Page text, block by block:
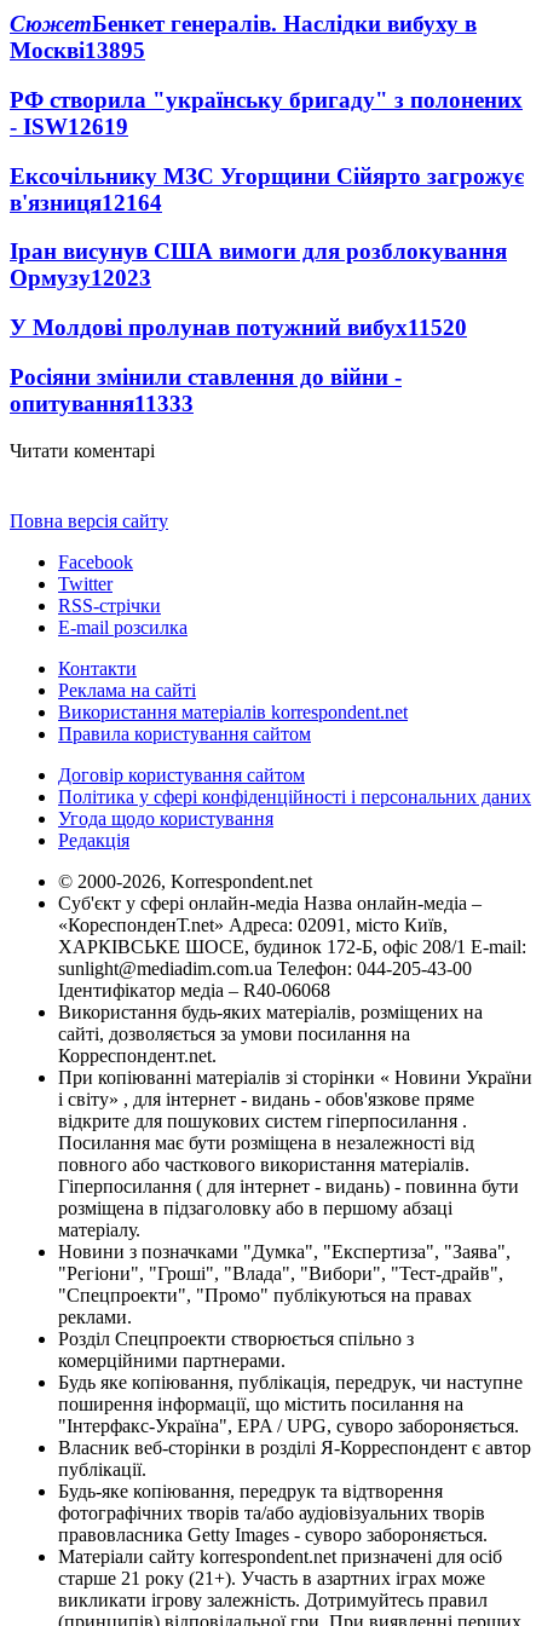
СюжетБенкет генералів. Наслідки вибуху в
Москві13895
РФ створила "українську бригаду" з полонених
- ISW12619
Ексочільнику МЗС Угорщини Сійярто загрожує
в'язниця12164
Іран висунув США вимоги для розблокування
Ормузу12023
У Молдові пролунав потужний вибух11520
Росіяни змінили ставлення до війни -
опитування11333
Читати коментарі
Повна версія сайту
Facebook
Twitter
RSS-стрічки
E-mail розсилка
Контакти
Реклама на сайті
Використання матеріалів korrespondent.net
Правила користування сайтом
Договір користування сайтом
Політика у сфері конфіденційності і персональних даних
Угода щодо користування
Редакція
© 2000-2026, Korrespondent.net
Суб'єкт у сфері онлайн-медіа Назва онлайн-медіа –
«КореспонденТ.net» Адреса: 02091, місто Київ,
ХАРКІВСЬКЕ ШОСЕ, будинок 172-Б, офіс 208/1 E-mail:
sunlight@mediadim.com.ua Телефон: 044-205-43-00
Ідентифікатор медіа – R40-06068
Використання будь-яких матеріалів, розміщених на
сайті, дозволяється за умови посилання на
Корреспондент.net.
При копіюванні матеріалів зі сторінки « Новини України
і світу» , для інтернет - видань - обов'язкове пряме
відкрите для пошукових систем гіперпосилання .
Посилання має бути розміщена в незалежності від
повного або часткового використання матеріалів.
Гіперпосилання ( для інтернет - видань) - повинна бути
розміщена в підзаголовку або в першому абзаці
матеріалу.
Новини з позначками "Думка", "Експертиза", "Заява",
"Регіони", "Гроші", "Влада", "Вибори", "Тест-драйв",
"Спецпроекти", "Промо" публікуються на правах
реклами.
Розділ Спецпроекти створюється спільно з
комерційними партнерами.
Будь яке копіювання, публікація, передрук, чи наступне
поширення інформації, що містить посилання на
"Інтерфакс-Україна", EPA / UPG, суворо забороняється.
Власник веб-сторінки в розділі Я-Корреспондент є автор
публікації.
Будь-яке копіювання, передрук та відтворення
фотографічних творів та/або аудіовізуальних творів
правовласника Getty Images - суворо забороняється.
Матеріали сайту korrespondent.net призначені для осіб
старше 21 року (21+). Участь в азартних іграх може
викликати ігрову залежність. Дотримуйтесь правил
(принципів) відповідальної гри. При виявленні перших